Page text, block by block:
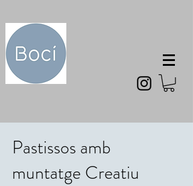
Pastissos amb
muntatge Creatiu